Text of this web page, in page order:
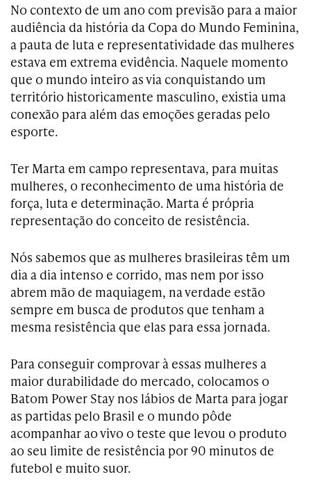
No contexto de um ano com previsão para a maior
audiência da história da Copa do Mundo Feminina,
a pauta de luta e representatividade das mulheres
estava em extrema evidência. Naquele momento
que o mundo inteiro as via conquistando um
território historicamente masculino, existia uma
conexão para além das emoções geradas pelo
esporte.
Ter Marta em campo representava, para muitas
mulheres, o reconhecimento de uma história de
força, luta e determinação. Marta é própria
representação do conceito de resistência.
Nós sabemos que as mulheres brasileiras têm um
dia a dia intenso e corrido, mas nem por isso
abrem mão de maquiagem, na verdade estão
sempre em busca de produtos que tenham a
mesma resistência que elas para essa jornada.
Para conseguir comprovar à essas mulheres a
maior durabilidade do mercado, colocamos o
Batom Power Stay nos lábios de Marta para jogar
as partidas pelo Brasil e o mundo pôde
acompanhar ao vivo o teste que levou o produto
ao seu limite de resistência por 90 minutos de
futebol e muito suor.